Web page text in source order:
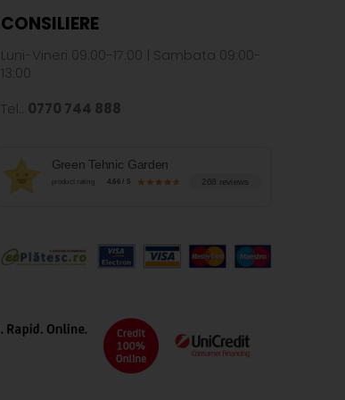
CONSILIERE
Luni-Vineri 09:00-17:00 | Sambata 09:00-
13:00
Tel.: 0770 744 888
Green Tehnic Garden
product rating 4.66 / 5 268 reviews